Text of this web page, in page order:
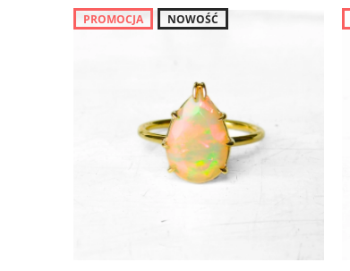
PROMOCJA NOWOŚĆ